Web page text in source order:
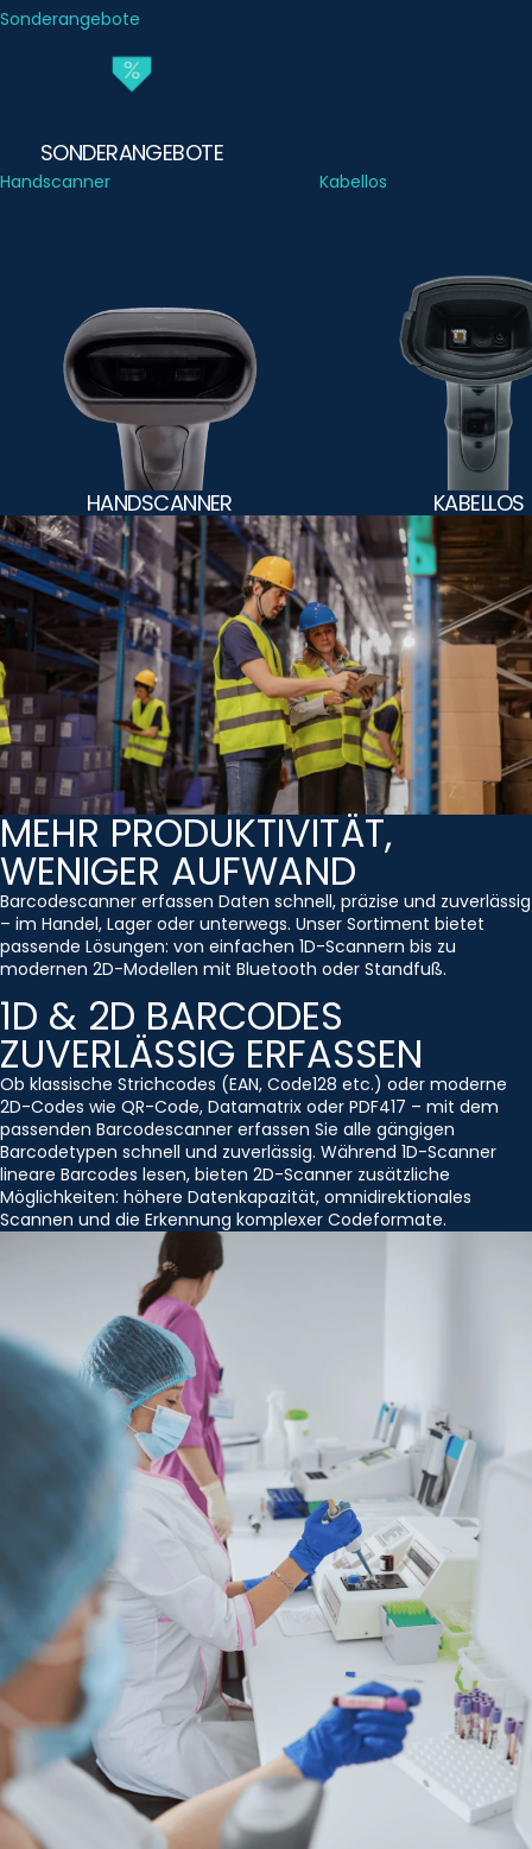
Sonderangebote
SONDERANGEBOTE
Handscanner
HANDSCANNER
Kabellos
KABELLOS
MEHR PRODUKTIVITÄT,
WENIGER AUFWAND
Barcodescanner erfassen Daten schnell, präzise und zuverlässig
– im Handel, Lager oder unterwegs. Unser Sortiment bietet
passende Lösungen: von einfachen 1D-Scannern bis zu
modernen 2D-Modellen mit Bluetooth oder Standfuß.
1D & 2D BARCODES
ZUVERLÄSSIG ERFASSEN
Ob klassische Strichcodes (EAN, Code128 etc.) oder moderne
2D-Codes wie QR-Code, Datamatrix oder PDF417 – mit dem
passenden Barcodescanner erfassen Sie alle gängigen
Barcodetypen schnell und zuverlässig. Während 1D-Scanner
lineare Barcodes lesen, bieten 2D-Scanner zusätzliche
Möglichkeiten: höhere Datenkapazität, omnidirektionales
Scannen und die Erkennung komplexer Codeformate.